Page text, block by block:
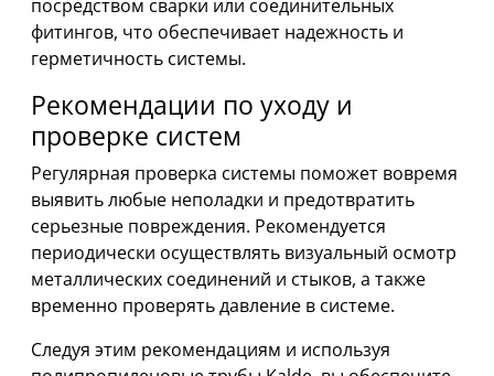
посредством сварки или соединительных
фитингов, что обеспечивает надежность и
герметичность системы.
Рекомендации по уходу и
проверке систем
Регулярная проверка системы поможет вовремя
выявить любые неполадки и предотвратить
серьезные повреждения. Рекомендуется
периодически осуществлять визуальный осмотр
металлических соединений и стыков, а также
временно проверять давление в системе.
Следуя этим рекомендациям и используя